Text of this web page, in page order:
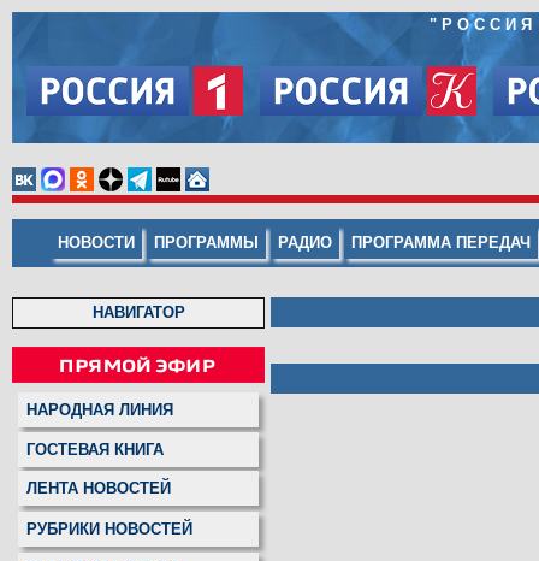
"
НОВОСТИ ПРОГРАММЫ РАДИО ПРОГРАММА ПЕРЕДАЧ
НАВИГАТОР
НАРОДНАЯ ЛИНИЯ
ГОСТЕВАЯ КНИГА
ЛЕНТА НОВОСТЕЙ
РУБРИКИ НОВОСТЕЙ